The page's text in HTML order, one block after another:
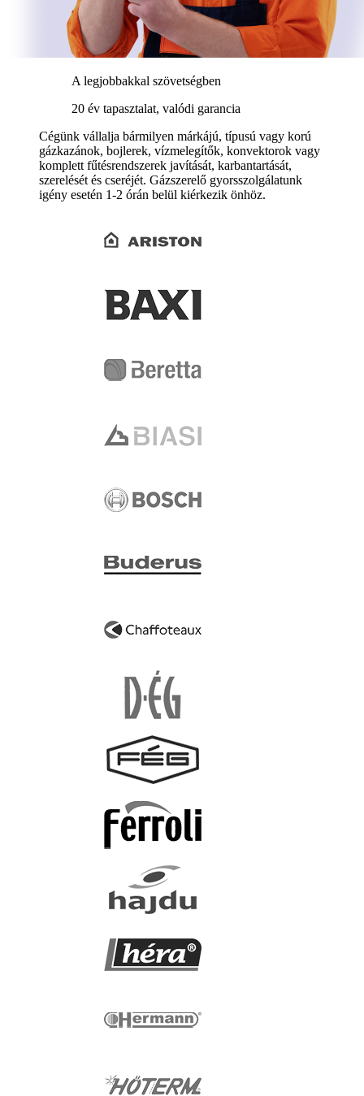
A legjobbakkal szövetségben
20 év tapasztalat, valódi garancia
Cégünk vállalja bármilyen márkájú, típusú vagy korú
gázkazánok, bojlerek, vízmelegítők, konvektorok vagy
komplett fűtésrendszerek javítását, karbantartását,
szerelését és cseréjét. Gázszerelő gyorsszolgálatunk
igény esetén 1-2 órán belül kiérkezik önhöz.